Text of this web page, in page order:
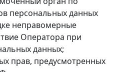
персональных данных
неправомерные
Оператора при
данных;
прав, предусмотренных